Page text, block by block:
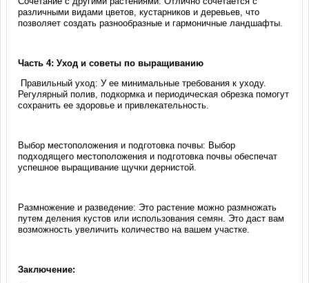
различными видами цветов, кустарников и деревьев, что
позволяет создать разнообразные и гармоничные ландшафты.
Часть 4: Уход и советы по выращиванию
Правильный уход: У ее минимальные требования к уходу.
Регулярный полив, подкормка и периодическая обрезка помогут
сохранить ее здоровье и привлекательность.
Выбор местоположения и подготовка почвы: Выбор
подходящего местоположения и подготовка почвы обеспечат
успешное выращивание щучки дернистой.
Размножение и разведение: Это растение можно размножать
путем деления кустов или использования семян. Это даст вам
возможность увеличить количество на вашем участке.
Заключение: